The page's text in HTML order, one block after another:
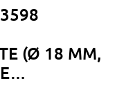
(Ø 18 MM,